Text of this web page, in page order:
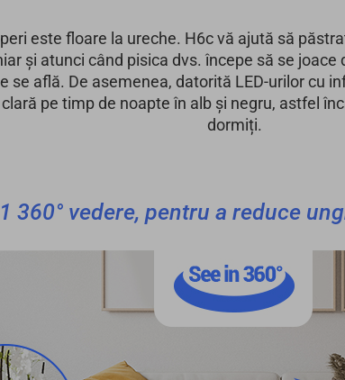
este floare la ureche. H6c vă ajută să
și atunci când pisica dvs. începe să se
se află. De asemenea, datorită LED-urilor cu
pe timp de noapte în alb și negru, astfel
dormiți.
360° vedere, pentru a reduce